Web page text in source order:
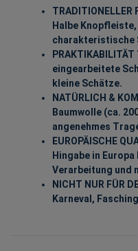
TRADITIONELLER
Halbe
charakteristische
eingearbeitete
kleine Schätze.
NATÜRLICH &
Baumwolle (ca.
angenehmes
EUROPÄISCHE
Hingabe in
Verarbeitung und
NICHT NUR FÜR
Karneval,